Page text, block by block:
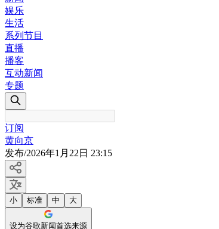
娱乐
生活
系列节目
直播
播客
互动新闻
专题
订阅
黄向京
发布/2026年1月22日 23:15
小 标准 中 大
设为谷歌新闻首选来源